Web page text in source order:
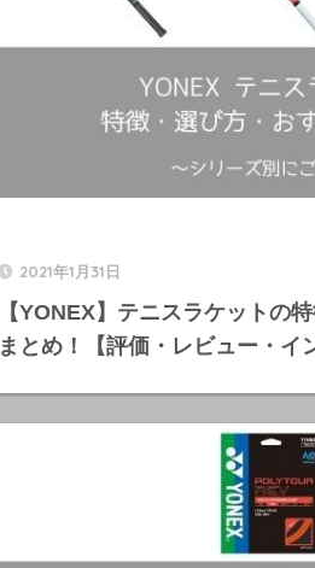
2021年1月31日
【YONEX】テニスラケットの
まとめ！【評価・レビュー・イ